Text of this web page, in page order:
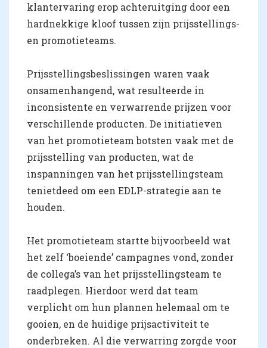
klantervaring erop achteruitging door een
hardnekkige kloof tussen zijn prijsstellings-
en promotieteams.
Prijsstellingsbeslissingen waren vaak
onsamenhangend, wat resulteerde in
inconsistente en verwarrende prijzen voor
verschillende producten. De initiatieven
van het promotieteam botsten vaak met de
prijsstelling van producten, wat de
inspanningen van het prijsstellingsteam
tenietdeed om een EDLP-strategie aan te
houden.
Het promotieteam startte bijvoorbeeld wat
het zelf ‘boeiende’ campagnes vond, zonder
de collega’s van het prijsstellingsteam te
raadplegen. Hierdoor werd dat team
verplicht om hun plannen helemaal om te
gooien, en de huidige prijsactiviteit te
onderbreken. Al die verwarring zorgde voor